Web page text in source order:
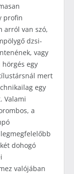
profin
arról van szó,
dzsi-
vagy
egy
mert
egy
Valami
a
dohogó
valójában